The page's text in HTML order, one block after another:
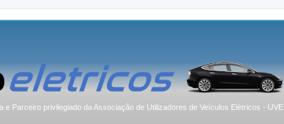
e Parceiro privilegiado da Associação de Utilizadores de Veículos Elétricos - UVE